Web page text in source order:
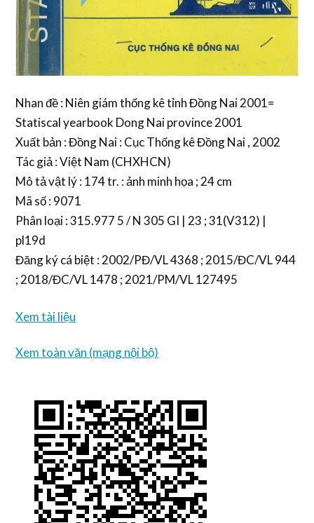
Nhan đề : Niên giám thống kê tỉnh Đồng Nai 2001=
Statiscal yearbook Dong Nai province 2001
Xuất bản : Đồng Nai : Cục Thống kê Đồng Nai , 2002
Tác giả : Việt Nam (CHXHCN)
Mô tả vật lý : 174 tr. : ảnh minh họa ; 24 cm
Mã số : 9071
Phân loại : 315.977 5 / N 305 GI | 23 ; 31(V312) |
pl19d
Đăng ký cá biệt : 2002/PĐ/VL 4368 ; 2015/ĐC/VL 944
; 2018/ĐC/VL 1478 ; 2021/PM/VL 127495
Xem tài liệu
Xem toàn văn (mạng nội bộ)